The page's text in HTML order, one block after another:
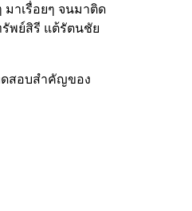
าเรื่อยๆ จนมาติด
พย์สิรี แต้รัตนชัย
ดสอบสำคัญของ